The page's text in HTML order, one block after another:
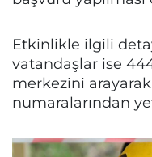
Etkinlikle ilgili
vatandaşlar ise
merkezini
numaralarından